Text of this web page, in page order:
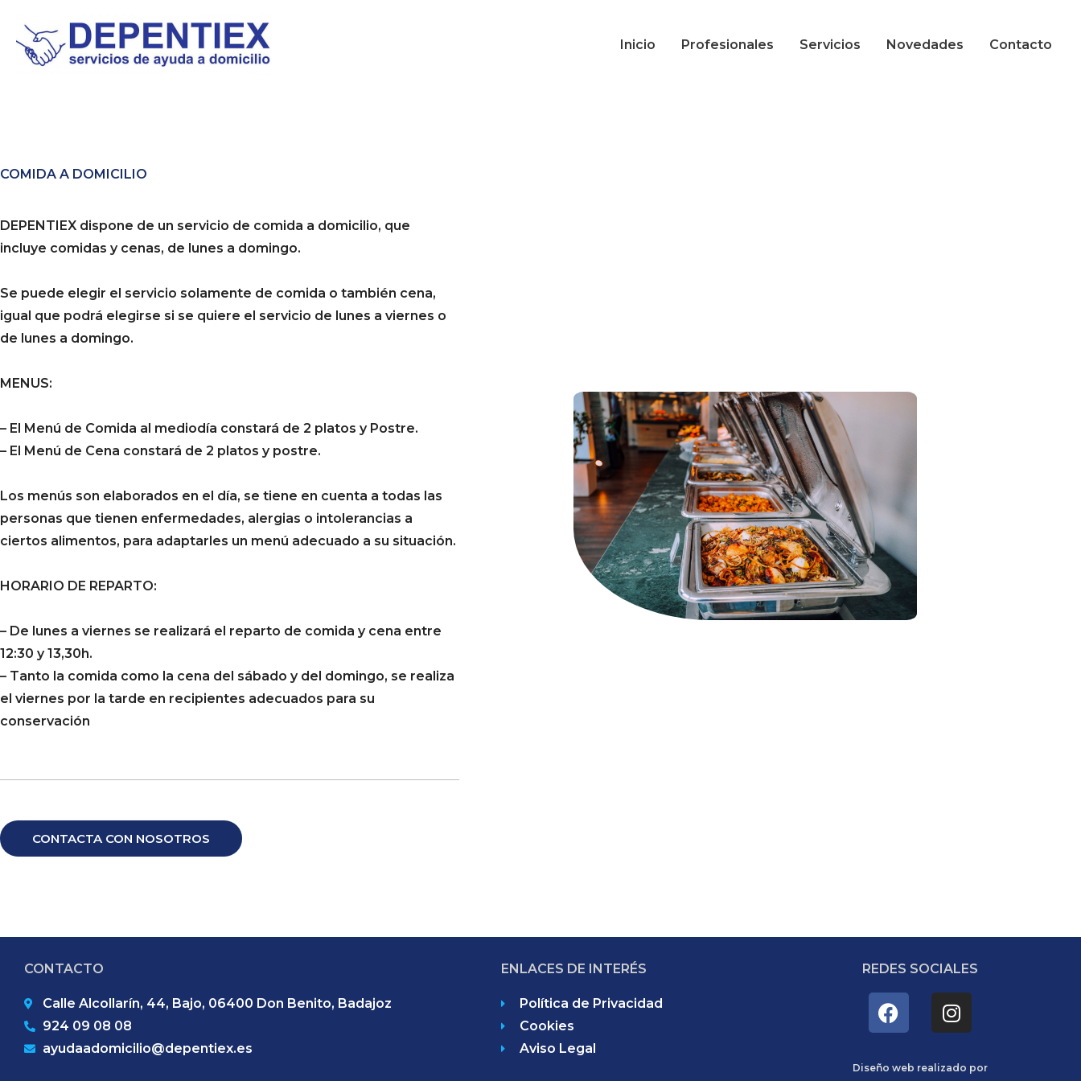
contenido
Inicio Profesionales Servicios Novedades Contacto
COMIDA A DOMICILIO
DEPENTIEX dispone de un servicio de comida a domicilio, que
incluye comidas y cenas, de lunes a domingo.
Se puede elegir el servicio solamente de comida o también cena,
igual que podrá elegirse si se quiere el servicio de lunes a viernes o
de lunes a domingo.
MENUS:
– El Menú de Comida al mediodía constará de 2 platos y Postre.
– El Menú de Cena constará de 2 platos y postre.
Los menús son elaborados en el día, se tiene en cuenta a todas las
personas que tienen enfermedades, alergias o intolerancias a
ciertos alimentos, para adaptarles un menú adecuado a su situación.
HORARIO DE REPARTO:
– De lunes a viernes se realizará el reparto de comida y cena entre
12:30 y 13,30h.
– Tanto la comida como la cena del sábado y del domingo, se realiza
el viernes por la tarde en recipientes adecuados para su
conservación
CONTACTA CON NOSOTROS
CONTACTO
Calle Alcollarín, 44, Bajo, 06400 Don Benito, Badajoz
924 09 08 08
ayudaadomicilio@depentiex.es
ENLACES DE INTERÉS
Política de Privacidad
Cookies
Aviso Legal
REDES SOCIALES
F
a
e
I
n
t
Diseño web realizado por